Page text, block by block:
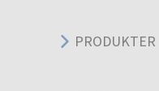
PRODUKTER